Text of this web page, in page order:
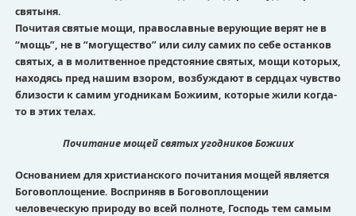
святыня.
Почитая святые мощи, православные верующие верят не в
“мощь”, не в “могущество” или силу самих по себе останков
святых, а в молитвенное предстояние святых, мощи которых,
находясь пред нашим взором, возбуждают в сердцах чувство
близости к самим угодникам Божиим, которые жили когда-
то в этих телах.
Почитание мощей святых угодников Божиих
Основанием для христианского почитания мощей является
Боговоплощение. Восприняв в Боговоплощении
человеческую природу во всей полноте, Господь тем самым